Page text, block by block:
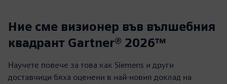
Ние сме визионер във вълшебния
квадрант Gartner® 2026™
Научете повече за това как Siemens и други
доставчици бяха оценени в най-новия доклад на